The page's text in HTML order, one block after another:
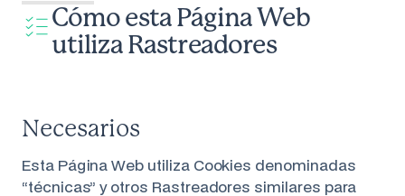
Cómo esta Página Web
utiliza Rastreadores
Necesarios
Esta Página Web utiliza Cookies denominadas
“técnicas” y otros Rastreadores similares para